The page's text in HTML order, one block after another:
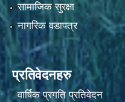
सामाजिक सुरक्षा
नागरिक वडापत्र
प्रतिवेदनहरु
वार्षिक प्रगति प्रतिवेदन